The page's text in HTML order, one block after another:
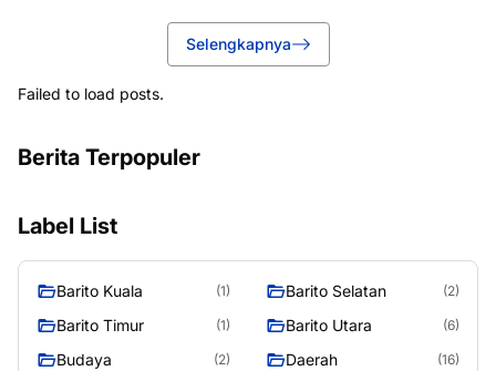
Selengkapnya
Failed to load posts.
Berita Terpopuler
Label List
Barito Kuala (1) Barito Selatan (2)
Barito Timur (1) Barito Utara (6)
Budaya (2) Daerah (16)